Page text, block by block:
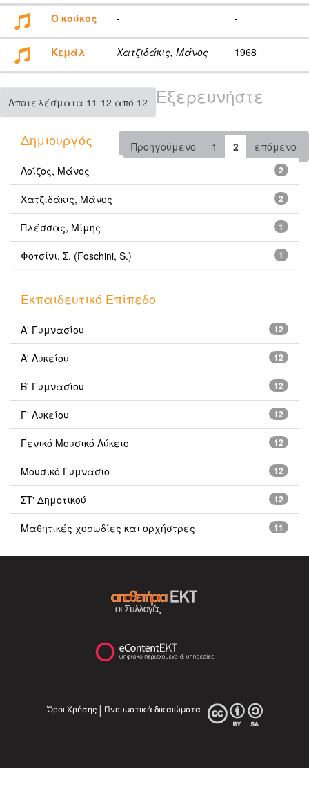
Ο κούκος
- -
Κεμάλ Χατζιδάκις, Μάνος 1968
Αποτελέσματα 11-12 από 12
Προηγούμενο 1 2 επόμενο
Εξερευνήστε
Δημιουργός
2
Λοΐζος, Μάνος
2
Χατζιδάκις, Μάνος
1
Πλέσσας, Μίμης
1
Φοτσίνι, Σ. (Foschini, S.)
Εκπαιδευτικό Επίπεδο
12
Α' Γυμνασίου
12
Α' Λυκείου
12
Β' Γυμνασίου
12
Γ' Λυκείου
12
Γενικό Μουσικό Λύκειο
12
Μουσικό Γυμνάσιο
12
ΣΤ' Δημοτικού
11
Μαθητικές χορωδίες και ορχήστρες